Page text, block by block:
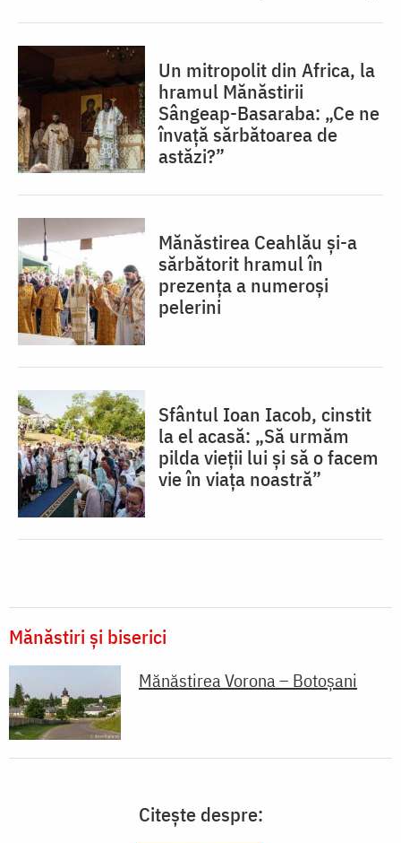
Un mitropolit din Africa, la
hramul Mănăstirii
Sângeap-Basaraba: „Ce ne
învață sărbătoarea de
astăzi?”
Mănăstirea Ceahlău și-a
sărbătorit hramul în
prezența a numeroși
pelerini
Sfântul Ioan Iacob, cinstit
la el acasă: „Să urmăm
pilda vieții lui și să o facem
vie în viața noastră”
Mănăstiri și biserici
Mănăstirea Vorona – Botoșani
Citește despre: